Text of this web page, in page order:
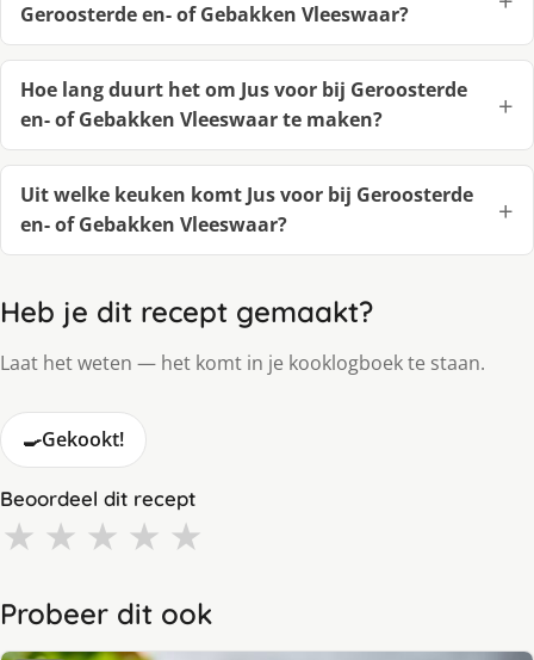
Geroosterde en- of Gebakken Vleeswaar?
Hoe lang duurt het om Jus voor bij Geroosterde
en- of Gebakken Vleeswaar te maken?
Uit welke keuken komt Jus voor bij Geroosterde
en- of Gebakken Vleeswaar?
Heb je dit recept gemaakt?
Laat het weten — het komt in je kooklogboek te staan.
🍳Gekookt!
Beoordeel dit recept
★ ★ ★ ★ ★
Probeer dit ook